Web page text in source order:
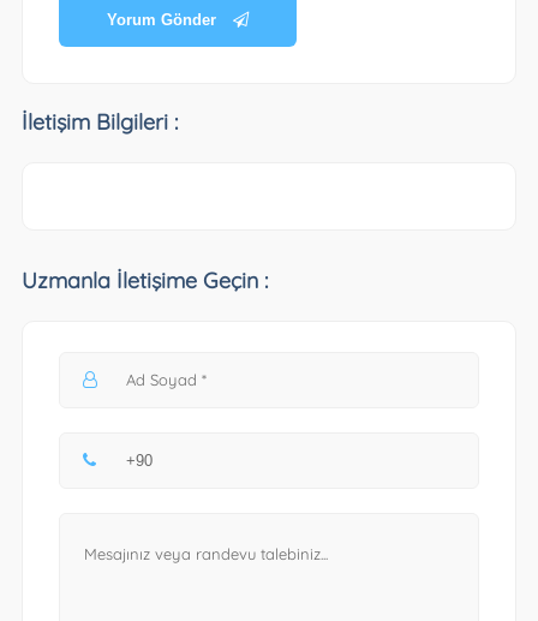
Yorum Gönder
İletişim Bilgileri :
Uzmanla İletişime Geçin :